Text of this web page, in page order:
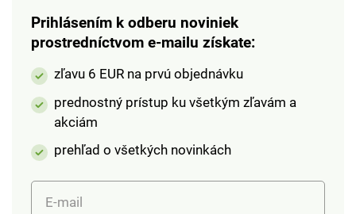
Prihlásením k odberu noviniek
prostredníctvom e-mailu získate:
zľavu 6 EUR na prvú objednávku
prednostný prístup ku všetkým zľavám a
akciám
prehľad o všetkých novinkách
E-mail